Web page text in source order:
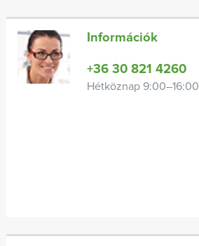
Információk
+36 30 821 4260
Hétköznap 9:00–16:00